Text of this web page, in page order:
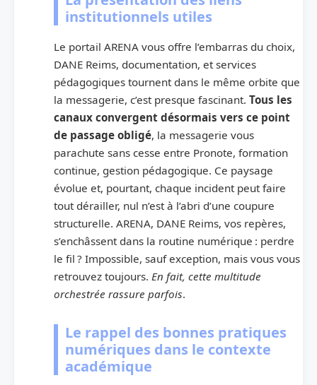
institutionnels utiles
Le portail ARENA vous offre l’embarras du choix,
DANE Reims, documentation, et services
pédagogiques tournent dans le même orbite que
la messagerie, c’est presque fascinant. Tous les
canaux convergent désormais vers ce point
de passage obligé, la messagerie vous
parachute sans cesse entre Pronote, formation
continue, gestion pédagogique. Ce paysage
évolue et, pourtant, chaque incident peut faire
tout dérailler, nul n’est à l’abri d’une coupure
structurelle. ARENA, DANE Reims, vos repères,
s’enchâssent dans la routine numérique : perdre
le fil ? Impossible, sauf exception, mais vous vous
retrouvez toujours. En fait, cette multitude
orchestrée rassure parfois.
Le rappel des bonnes pratiques
numériques dans le contexte
académique